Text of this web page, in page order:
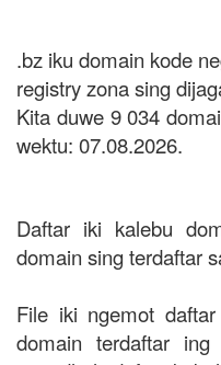
.bz iku domain kode
registry zona sing
Kita duwe 9 034
wektu: 07.08.2026.
Daftar iki kalebu
domain sing terdaftar
File iki ngemot
domain terdaftar